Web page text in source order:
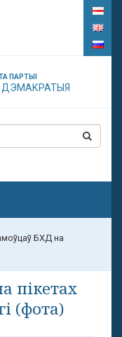
ПАРТЫІ
ДЭМАКРАТЫЯ
БХД на
пікетах
(фота)